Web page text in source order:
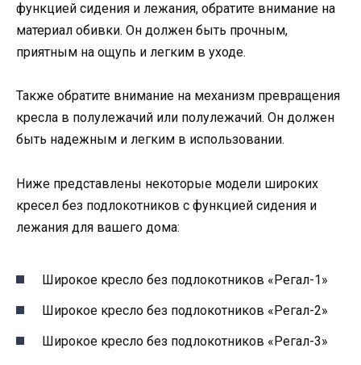
функцией сидения и лежания, обратите внимание на
материал обивки. Он должен быть прочным,
приятным на ощупь и легким в уходе.
Также обратите внимание на механизм превращения
кресла в полулежачий или полулежачий. Он должен
быть надежным и легким в использовании.
Ниже представлены некоторые модели широких
кресел без подлокотников с функцией сидения и
лежания для вашего дома:
Широкое кресло без подлокотников «Регал-1»
Широкое кресло без подлокотников «Регал-2»
Широкое кресло без подлокотников «Регал-3»